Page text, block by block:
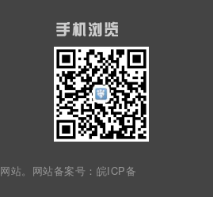
站。网站备案号：皖ICP备